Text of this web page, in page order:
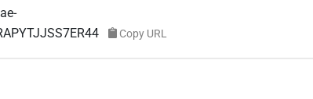
Copy URL